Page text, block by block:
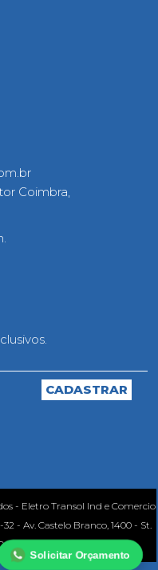
Coimbra,
- Eletro Transol Ind e Comercio
- Av. Castelo Branco, 1400 - St.
Goiânia - GO.
Solicitar Orçamento